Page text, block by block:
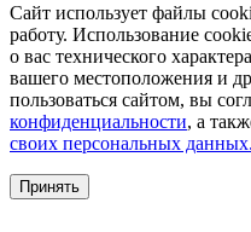
Сайт использует файлы
работу. Использование
о вас технического
вашего местоположения и
пользоваться сайтом, вы
конфиденциальности, а
своих персональных данных.
Принять